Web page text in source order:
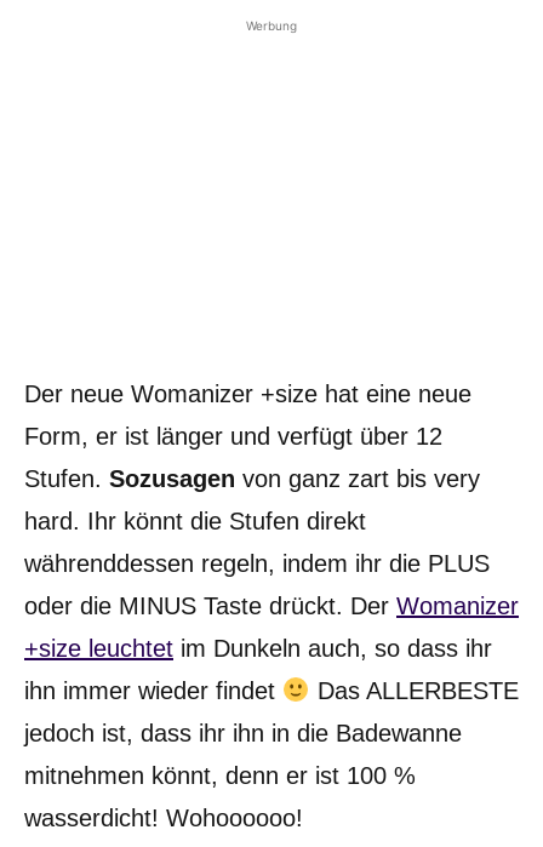
Werbung
Der neue Womanizer +size hat eine neue
Form, er ist länger und verfügt über 12
Stufen. Sozusagen von ganz zart bis very
hard. Ihr könnt die Stufen direkt
währenddessen regeln, indem ihr die PLUS
oder die MINUS Taste drückt. Der Womanizer
+size leuchtet im Dunkeln auch, so dass ihr
ihn immer wieder findet
Das ALLERBESTE
jedoch ist, dass ihr ihn in die Badewanne
mitnehmen könnt, denn er ist 100 %
wasserdicht! Wohoooooo!